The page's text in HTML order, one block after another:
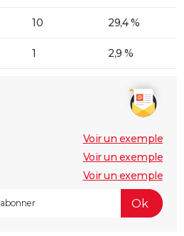
10 29,4 %
1 2,9 %
Voir un exemple
Voir un exemple
Voir un exemple